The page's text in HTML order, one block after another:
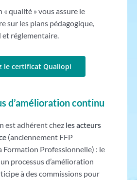
qualité » vous assure le
sur les plans pédagogique,
réglementaire.
le certificat Qualiopi
d’amélioration continu
est adhérent chez les acteurs
(anciennement FFP
Formation Professionnelle) : le
processus d’amélioration
à des commissions pour